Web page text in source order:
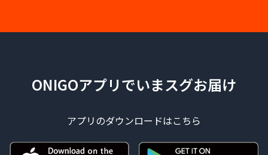
ONIGOアプリでいまスグお届け
アプリのダウンロードはこちら